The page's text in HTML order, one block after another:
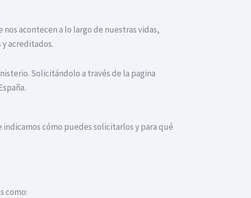
acontecen a lo largo de nuestras vidas,
acreditados.
Solicitándolo a través de la pagina
cómo puedes solicitarlos y para qué
como: